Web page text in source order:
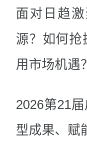
面对日趋
源？如何抢
用市场机遇
2026第21
型成果、赋